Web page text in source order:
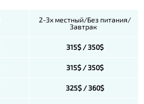
2-3х местный/Без питания/
Завтрак
315$ / 350$
315$ / 350$
325$ / 360$